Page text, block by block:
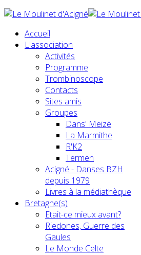
Accueil
L'association
Activités
Programme
Trombinoscope
Contacts
Sites amis
Groupes
Dans' Meizë
La Marmithe
R'K2
Termen
Acigné - Danses BZH
depuis 1979
Livres à la médiathèque
Bretagne(s)
Etait-ce mieux avant?
Riedones, Guerre des
Gaules
Le Monde Celte